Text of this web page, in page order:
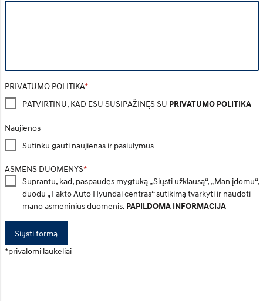
PRIVATUMO POLITIKA
PATVIRTINU, KAD ESU SUSIPAŽINĘS SU PRIVATUMO POLITIKA
Naujienos
Sutinku gauti naujienas ir pasiūlymus
ASMENS DUOMENYS
Suprantu, kad, paspaudęs mygtuką „Siųsti užklausą“, „Man įdomu“,
duodu „Fakto Auto Hyundai centras“ sutikimą tvarkyti ir naudoti
mano asmeninius duomenis. PAPILDOMA INFORMACIJA
Siųsti formą
*privalomi laukeliai